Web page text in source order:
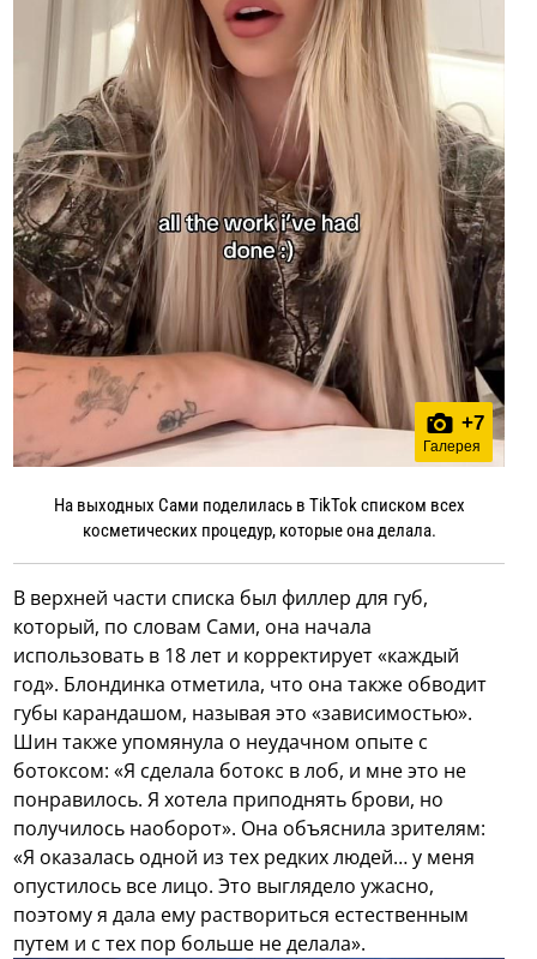
+7
Галерея
На выходных Сами поделилась в TikTok списком всех
косметических процедур, которые она делала.
В верхней части списка был филлер для губ,
который, по словам Сами, она начала
использовать в 18 лет и корректирует «каждый
год». Блондинка отметила, что она также обводит
губы карандашом, называя это «зависимостью».
Шин также упомянула о неудачном опыте с
ботоксом: «Я сделала ботокс в лоб, и мне это не
понравилось. Я хотела приподнять брови, но
получилось наоборот». Она объяснила зрителям:
«Я оказалась одной из тех редких людей… у меня
опустилось все лицо. Это выглядело ужасно,
поэтому я дала ему раствориться естественным
путем и с тех пор больше не делала».